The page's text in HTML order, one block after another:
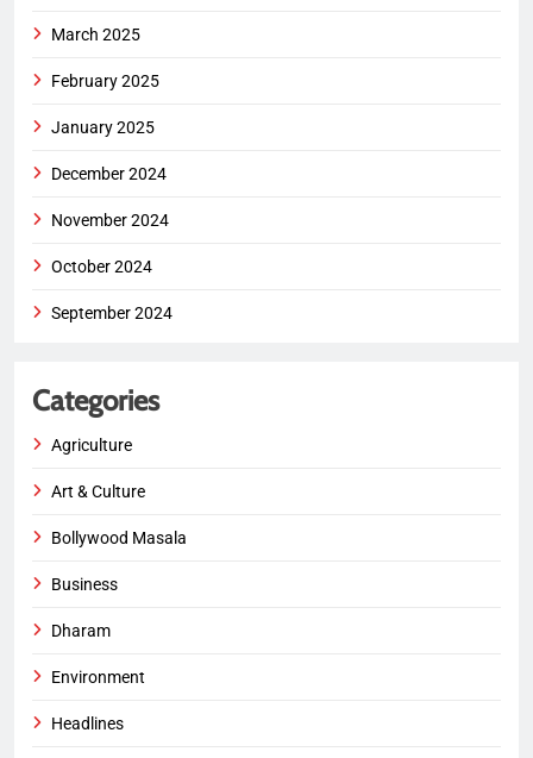
March 2025
February 2025
January 2025
December 2024
November 2024
October 2024
September 2024
Categories
Agriculture
Art & Culture
Bollywood Masala
Business
Dharam
Environment
Headlines